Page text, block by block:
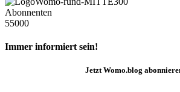
Abonnenten
55000
Immer informiert sein!
JetztWomo.blog